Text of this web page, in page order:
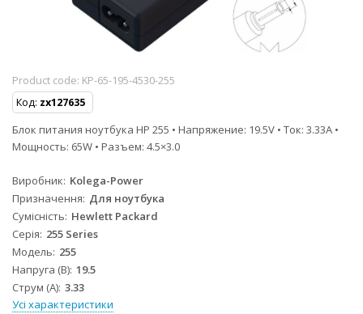
Product code: KP-65-195-4530-255
Код: zx127635
Блок питания ноутбука HP 255 • Напряжение: 19.5V • Ток: 3.33A •
Мощность: 65W • Разъем: 4.5×3.0
Виробник Kolega-Power
Призначення Для ноутбука
Сумісність Hewlett Packard
Серія 255 Series
Модель 255
Напруга (В) 19.5
Струм (А) 3.33
Усі характеристики